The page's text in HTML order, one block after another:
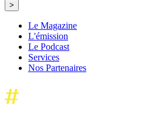
Le Magazine
L'émission
Le Podcast
Services
Nos Partenaires